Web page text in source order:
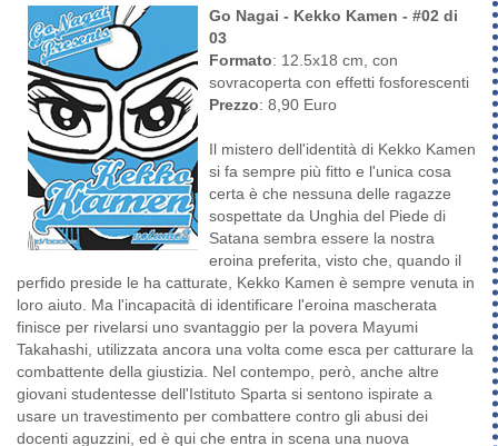
Go Nagai - Kekko Kamen - #02 di
03
Formato: 12.5x18 cm, con
sovracoperta con effetti fosforescenti
Prezzo: 8,90 Euro
Il mistero dell'identità di Kekko Kamen
si fa sempre più fitto e l'unica cosa
certa è che nessuna delle ragazze
sospettate da Unghia del Piede di
Satana sembra essere la nostra
eroina preferita, visto che, quando il
perfido preside le ha catturate, Kekko Kamen è sempre venuta in
loro aiuto. Ma l'incapacità di identificare l'eroina mascherata
finisce per rivelarsi uno svantaggio per la povera Mayumi
Takahashi, utilizzata ancora una volta come esca per catturare la
combattente della giustizia. Nel contempo, però, anche altre
giovani studentesse dell'Istituto Sparta si sentono ispirate a
usare un travestimento per combattere contro gli abusi dei
docenti aguzzini, ed è qui che entra in scena una nuova